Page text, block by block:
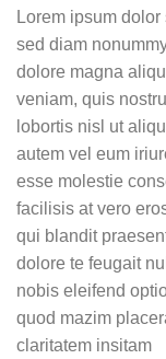
Lorem ipsum
sed diam
dolore magna
veniam, quis
lobortis nisl ut
autem vel eum
esse molestie
facilisis at vero
qui blandit
dolore te feugait
nobis eleifend
quod mazim
claritatem insitam